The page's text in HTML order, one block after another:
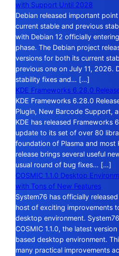
with Support Until 2028
Debian released important
current stable and previous
with Debian 12 officially
phase. The Debian project
versions for both its current
previous one on July 11, 2026.
stability fixes and… […]
KDE Frameworks 6.28.0
KDE Frameworks 6.28.0
Plugin, New Barcode Support,
KDE has released Frameworks
update to its set of over 80
foundation of Plasma and most
release brings several useful
usual round of bug fixes… […]
COSMIC 1.1.0 Desktop
with Tons of New Features
System76 has officially
host of exciting improvements
desktop environment.
COSMIC 1.1.0, the latest
based desktop environment.
many practical improvements